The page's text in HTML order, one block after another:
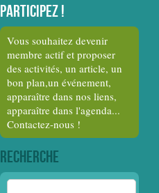
Participez !
Vous souhaitez devenir
membre actif et proposer
des activités, un article, un
bon plan,un événement,
apparaître dans nos liens,
apparaître dans l'agenda...
Contactez-nous !
Recherche
Rechercher :